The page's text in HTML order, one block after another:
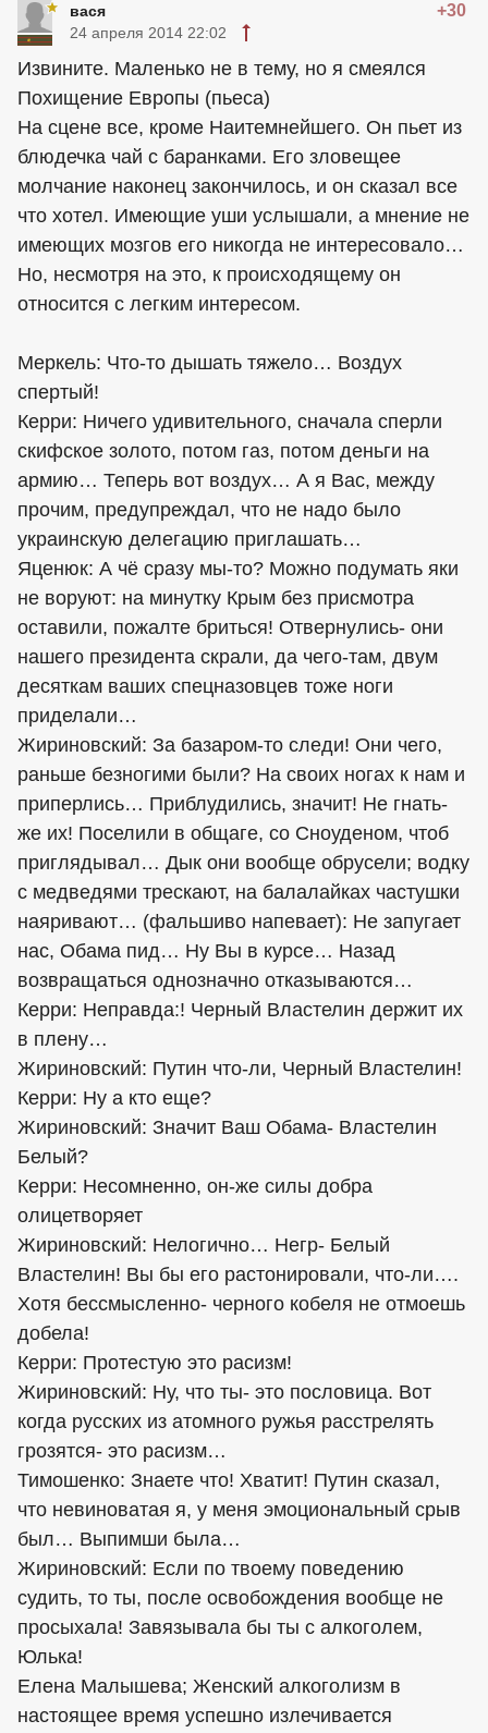
вася +30
24 апреля 2014 22:02
Извините. Маленько не в тему, но я смеялся
Похищение Европы (пьеса)
На сцене все, кроме Наитемнейшего. Он пьет из
блюдечка чай с баранками. Его зловещее
молчание наконец закончилось, и он сказал все
что хотел. Имеющие уши услышали, а мнение не
имеющих мозгов его никогда не интересовало…
Но, несмотря на это, к происходящему он
относится с легким интересом.
Меркель: Что-то дышать тяжело… Воздух
спертый!
Керри: Ничего удивительного, сначала сперли
скифское золото, потом газ, потом деньги на
армию… Теперь вот воздух… А я Вас, между
прочим, предупреждал, что не надо было
украинскую делегацию приглашать…
Яценюк: А чё сразу мы-то? Можно подумать яки
не воруют: на минутку Крым без присмотра
оставили, пожалте бриться! Отвернулись- они
нашего президента скрали, да чего-там, двум
десяткам ваших спецназовцев тоже ноги
приделали…
Жириновский: За базаром-то следи! Они чего,
раньше безногими были? На своих ногах к нам и
приперлись… Приблудились, значит! Не гнать-
же их! Поселили в общаге, со Сноуденом, чтоб
приглядывал… Дык они вообще обрусели; водку
с медведями трескают, на балалайках частушки
наяривают… (фальшиво напевает): Не запугает
нас, Обама пид… Ну Вы в курсе… Назад
возвращаться однозначно отказываются…
Керри: Неправда:! Черный Властелин держит их
в плену…
Жириновский: Путин что-ли, Черный Властелин!
Керри: Ну а кто еще?
Жириновский: Значит Ваш Обама- Властелин
Белый?
Керри: Несомненно, он-же силы добра
олицетворяет
Жириновский: Нелогично… Негр- Белый
Властелин! Вы бы его растонировали, что-ли….
Хотя бессмысленно- черного кобеля не отмоешь
добела!
Керри: Протестую это расизм!
Жириновский: Ну, что ты- это пословица. Вот
когда русских из атомного ружья расстрелять
грозятся- это расизм…
Тимошенко: Знаете что! Хватит! Путин сказал,
что невиноватая я, у меня эмоциональный срыв
был… Выпимши была…
Жириновский: Если по твоему поведению
судить, то ты, после освобождения вообще не
просыхала! Завязывала бы ты с алкоголем,
Юлька!
Елена Малышева; Женский алкоголизм в
настоящее время успешно излечивается